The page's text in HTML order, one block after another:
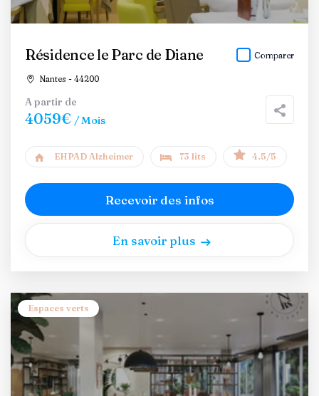
Résidence le Parc de Diane
Nantes - 44200
Comparer
A partir de
4059€ / Mois
EHPAD Alzheimer 73 lits 4.5/5
Recevoir des infos
En savoir plus
Espaces verts